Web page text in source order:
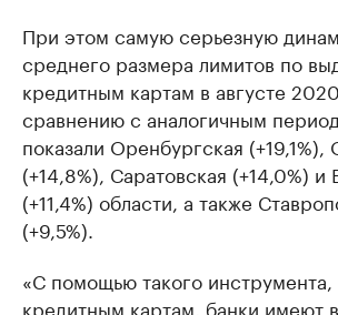
При этом самую серьезную
среднего размера лимитов по
кредитным картам в августе
сравнению с аналогичным
показали Оренбургская (+19,1%),
(+14,8%), Саратовская (+14,0%) и
(+11,4%) области, а также
(+9,5%).
«С помощью такого
кредитным картам, банки имеют